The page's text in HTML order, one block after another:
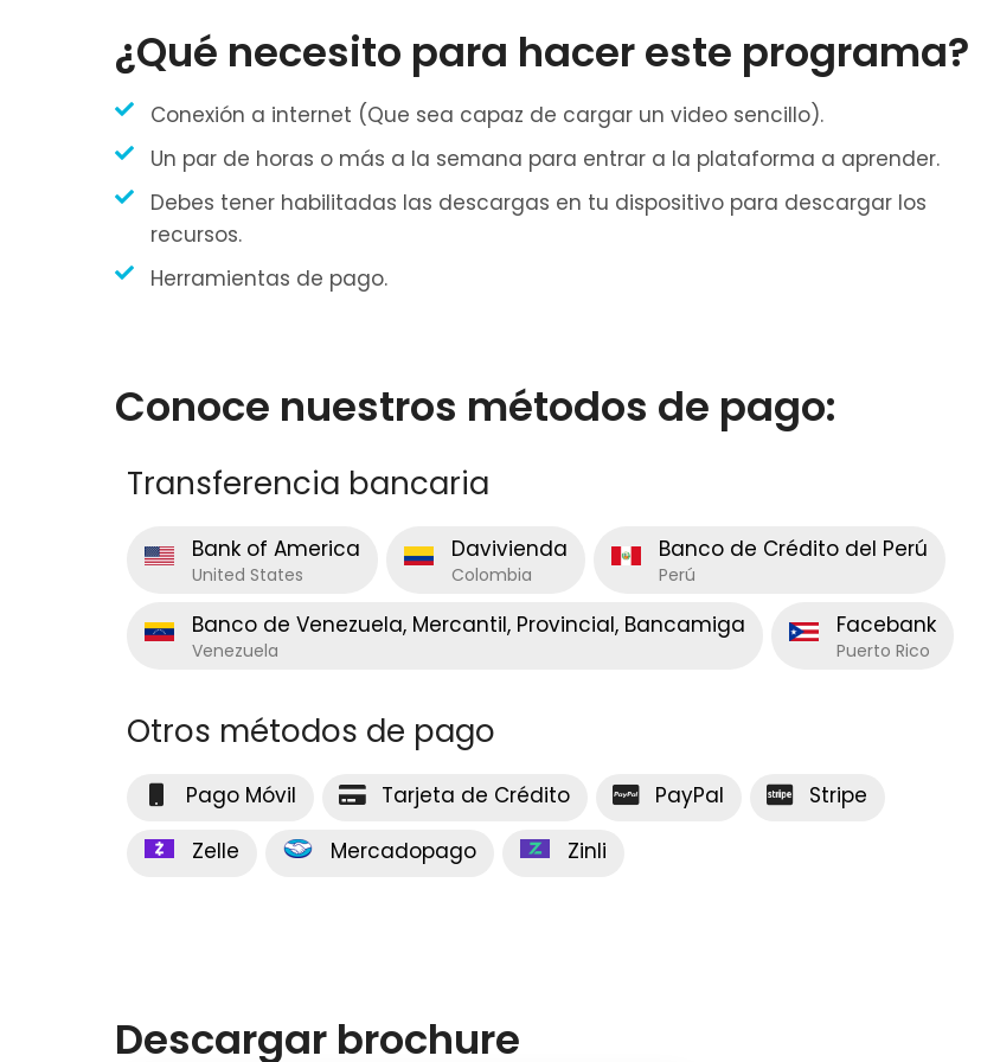
¿Qué necesito para hacer este programa?
Conexión a internet (Que sea capaz de cargar un video sencillo).
Un par de horas o más a la semana para entrar a la plataforma a aprender.
Debes tener habilitadas las descargas en tu dispositivo para descargar los
recursos.
Herramientas de pago.
Conoce nuestros métodos de pago:
Transferencia bancaria
Bank of America
United States
Davivienda
Colombia
Banco de Crédito del Perú
Perú
Banco de Venezuela, Mercantil, Provincial, Bancamiga
Venezuela
Facebank
Puerto Rico
Otros métodos de pago
Pago Móvil Tarjeta de Crédito PayPal
Stripe
Zelle
Mercadopago Zinli
Descargar brochure